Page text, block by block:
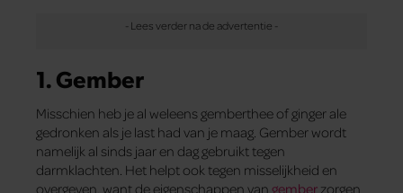
1. Gember
Misschien heb je al weleens gemberthee of ginger ale
gedronken als je last had van je maag. Gember wordt
namelijk al sinds jaar en dag gebruikt tegen
darmklachten. Het helpt ook tegen misselijkheid en
overgeven, want de eigenschappen van gember zorgen